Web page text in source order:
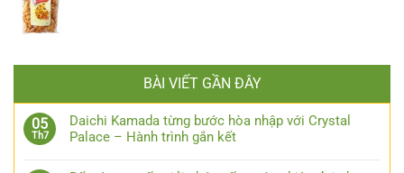
BÀI VIẾT GẦN ĐÂY
05
Th7
Daichi Kamada từng bước hòa nhập với Crystal
Palace – Hành trình gắn kết